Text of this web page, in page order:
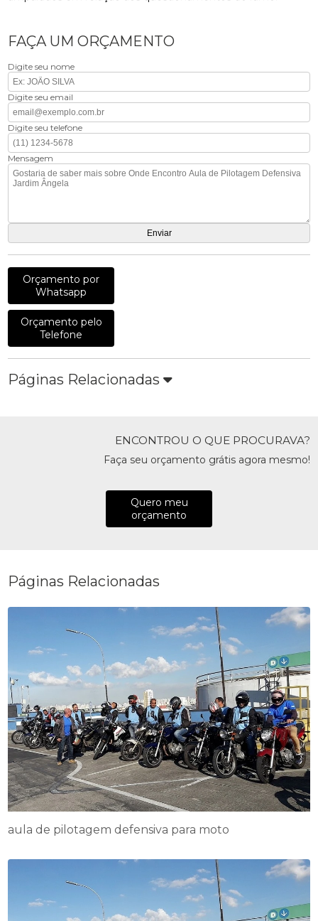
FAÇA UM ORÇAMENTO
Digite seu nome
Digite seu email
Digite seu telefone
Mensagem
Orçamento por
Whatsapp
Orçamento pelo
Telefone
Páginas Relacionadas
ENCONTROU O QUE PROCURAVA?
Faça seu orçamento grátis agora mesmo!
Quero meu
orçamento
Páginas Relacionadas
aula de pilotagem defensiva para moto